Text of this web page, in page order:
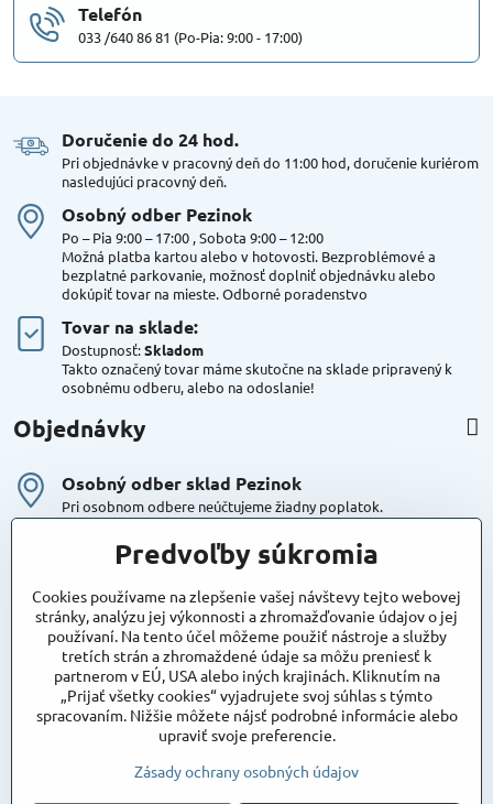
Telefón
033 /640 86 81 (Po-Pia: 9:00 - 17:00)
Doručenie do 24 hod​.
Pri objednávke v pracovný deň do 11:00 hod, doručenie kuriérom
nasledujúci pracovný deň.
Osobný odber Pezinok
Po – Pia 9:00 – 17:00 , Sobota 9:00 – 12:00
Možná platba kartou alebo v hotovosti. Bezproblémové a
bezplatné parkovanie, možnosť doplniť objednávku alebo
dokúpiť tovar na mieste. Odborné poradenstvo
Tovar na sklade:
Dostupnosť:Skladom
Takto označený tovar máme skutočne na sklade pripravený k
osobnému odberu, alebo na odoslanie!
Objednávky
Osobný odber sklad Pezinok
Pri osobnom odbere neúčtujeme žiadny poplatok.
Kuriér DPD , Geis
Cena za dopravu:
Maxstore
Bratislavská 79
Areál Satina
90201 Pezinok
vjazd do areálu z Bratislavskej ulice
Súradnice pre GPS:
48°16'48.83"N, 17°15'39.45"E
Predvoľby súkromia
Cookies používame na zlepšenie vašej návštevy tejto webovej
stránky, analýzu jej výkonnosti a zhromažďovanie údajov o jej
používaní. Na tento účel môžeme použiť nástroje a služby
tretích strán a zhromaždené údaje sa môžu preniesť k
partnerom v EÚ, USA alebo iných krajinách. Kliknutím na
„Prijať všetky cookies“ vyjadrujete svoj súhlas s týmto
spracovaním. Nižšie môžete nájsť podrobné informácie alebo
upraviť svoje preferencie.
Zásady ochrany osobných údajov